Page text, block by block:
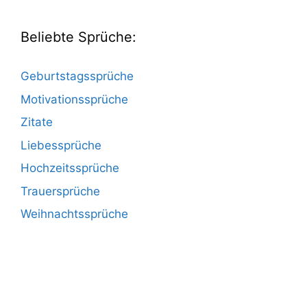
Beliebte Sprüche:
Geburtstagssprüche
Motivationssprüche
Zitate
Liebessprüche
Hochzeitssprüche
Trauersprüche
Weihnachtssprüche